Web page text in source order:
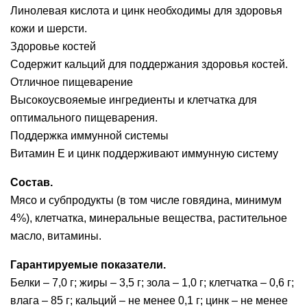
Линолевая кислота и цинк необходимы для здоровья
кожи и шерсти.
Здоровье костей
Содержит кальций для поддержания здоровья костей.
Отличное пищеварение
Высокоусвояемые ингредиенты и клетчатка для
оптимального пищеварения.
Поддержка иммунной системы
Витамин Е и цинк поддерживают иммунную систему
Состав.
Мясо и субпродукты (в том числе говядина, минимум
4%), клетчатка, минеральные вещества, растительное
масло, витамины.
Гарантируемые показатели.
Белки – 7,0 г; жиры – 3,5 г; зола – 1,0 г; клетчатка – 0,6 г;
влага – 85 г; кальций – не менее 0,1 г; цинк – не менее